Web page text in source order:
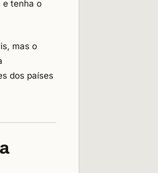
e tenha o
mas o
dos países